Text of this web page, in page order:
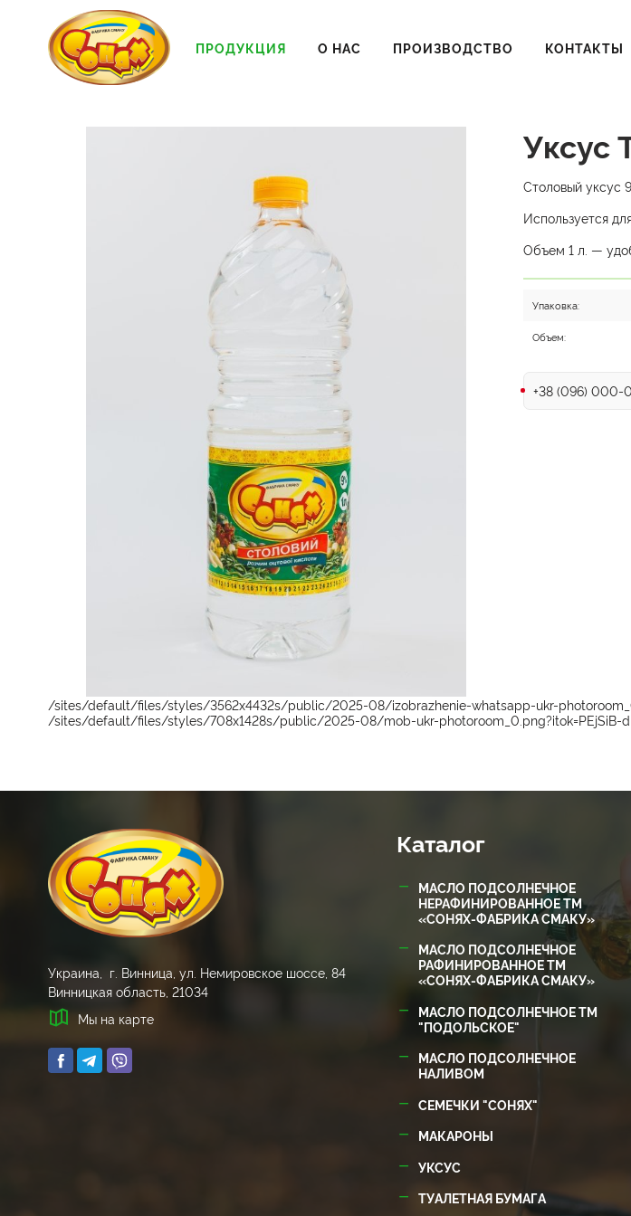
ПРОДУКЦИЯ О НАС ПРОИЗВОДСТВО КОНТАКТЫ
Уксус
Столовый уксус
Используется
Объем 1 л. —
Упаковка:
Объем:
/sites/default/files/styles/3562x4432s/public/2025-08/izobrazhenie-whatsapp-ukr-
/sites/default/files/styles/708x1428s/public/2025-08/mob-ukr-photoroom_0.png?itok=PEjSiB-d
Украина, г. Винница, ул. Немировское шоссе, 84
Винницкая область, 21034
Мы на карте
Каталог
МАСЛО ПОДСОЛНЕЧНОЕ
НЕРАФИНИРОВАННОЕ ТМ
«СОНЯХ-ФАБРИКА СМАКУ»
МАСЛО ПОДСОЛНЕЧНОЕ
РАФИНИРОВАННОЕ ТМ
«СОНЯХ-ФАБРИКА СМАКУ»
МАСЛО ПОДСОЛНЕЧНОЕ ТМ
"ПОДОЛЬСКОЕ"
МАСЛО ПОДСОЛНЕЧНОЕ
НАЛИВОМ
СЕМЕЧКИ "СОНЯХ"
МАКАРОНЫ
УКСУС
ТУАЛЕТНАЯ БУМАГА